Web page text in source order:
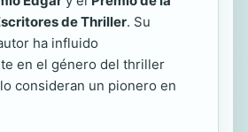
de Thriller. Su
ha influido
en el género del thriller
consideran un pionero en